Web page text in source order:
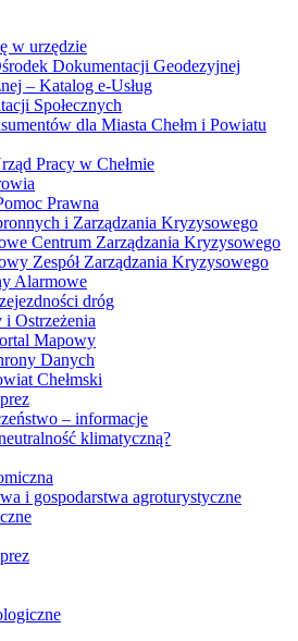
w urzędzie
Dokumentacji Geodezyjnej
– Katalog e-Usług
Społecznych
dla Miasta Chełm i Powiatu
Pracy w Chełmie
Prawna
i Zarządzania Kryzysowego
Centrum Zarządzania Kryzysowego
Zespół Zarządzania Kryzysowego
Alarmowe
dróg
Ostrzeżenia
Mapowy
Danych
Chełmski
– informacje
klimatyczną?
i gospodarstwa agroturystyczne